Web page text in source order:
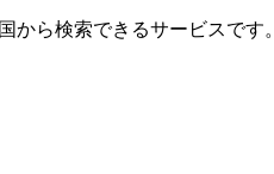
から検索できるサービスです。